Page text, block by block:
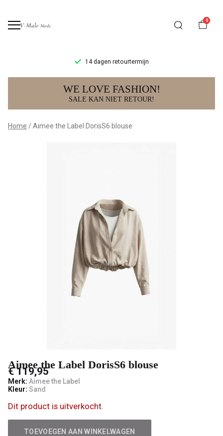
0
14 dagen retourtermijn
Aimee
the
Label
WE LOVE FASHION!
SALE KAN NIET RETOUR!
Home Aimee the Label DorisS6 blouse
Aimee the Label DorisS6 blouse
€ 119,95
Merk: Aimee the Label
Kleur: Sand
Dit product is uitverkocht.
TOEVOEGEN AAN WINKELWAGEN